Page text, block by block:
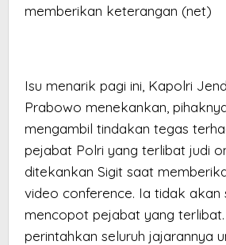
memberikan keterangan (net)
Isu menarik pagi ini, Kapolri
Prabowo menekankan,
mengambil tindakan tegas
pejabat Polri yang terlibat judi
ditekankan Sigit saat
video conference. Ia tidak akan
mencopot pejabat yang
perintahkan seluruh jajarannya